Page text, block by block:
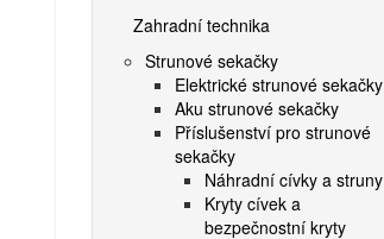
Zahradní technika
Strunové sekačky
Elektrické strunové sekačky
Aku strunové sekačky
Příslušenství pro strunové
sekačky
Náhradní cívky a struny
Kryty cívek a
bezpečnostní kryty